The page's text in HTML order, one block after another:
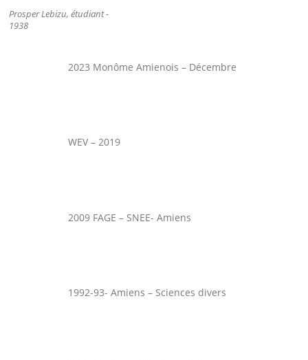
Prosper Lebizu, étudiant -
1938
2023 Monôme Amienois – Décembre
WEV – 2019
2009 FAGE – SNEE- Amiens
1992-93- Amiens – Sciences divers